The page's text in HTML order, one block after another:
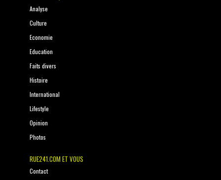
Analyse
Culture
Economie
Education
Faits divers
Histoire
International
Lifestyle
Opinion
Photos
RUE241.COM ET VOUS
Contact